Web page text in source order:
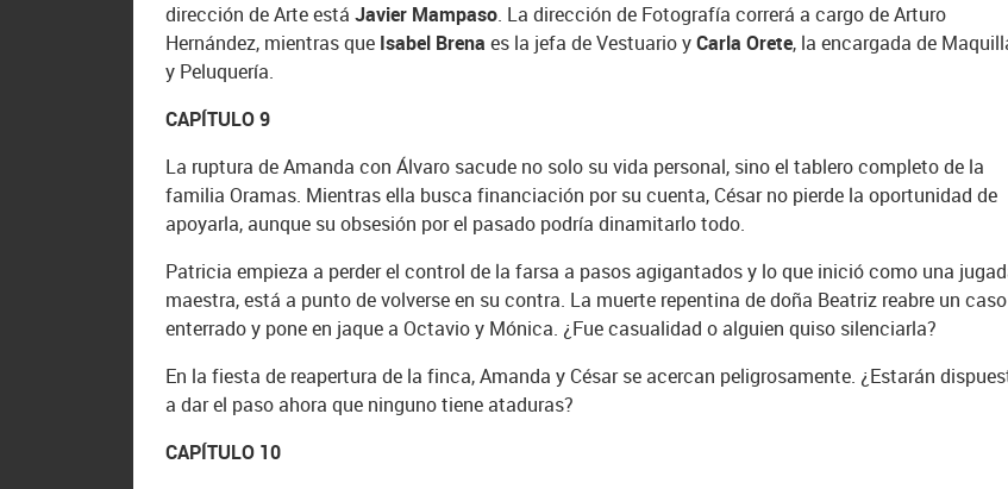
dirección de Arte estáJavier Mampaso. La dirección de Fotografía correrá a cargo de Arturo
Hernández, mientras que Isabel Brena es la jefa de Vestuario yCarla Orete, la encargada de
y Peluquería.
CAPÍTULO 9
La ruptura de Amanda con Álvaro sacude no solo su vida personal, sino el tablero completo de la
familia Oramas. Mientras ella busca financiación por su cuenta, César no pierde la oportunidad de
apoyarla, aunque su obsesión por el pasado podría dinamitarlo todo.
Patricia empieza a perder el control de la farsa a pasos agigantados y lo que inició como una
maestra, está a punto de volverse en su contra. La muerte repentina de doña Beatriz reabre un caso
enterrado y pone en jaque a Octavio y Mónica. ¿Fue casualidad o alguien quiso silenciarla?
En la fiesta de reapertura de la finca, Amanda y César se acercan peligrosamente. ¿Estarán
a dar el paso ahora que ninguno tiene ataduras?
CAPÍTULO 10